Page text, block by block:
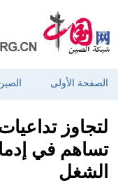
الصفحة الأولى
لتجاوز
تساهم في
الشغل